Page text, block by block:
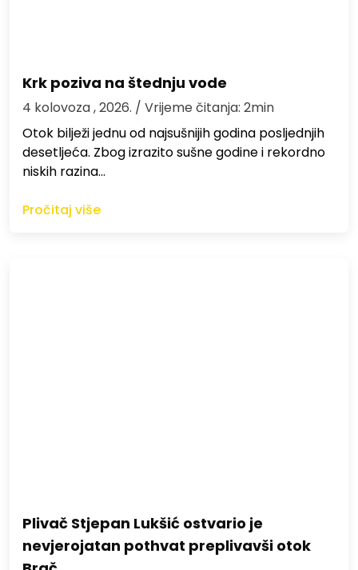
Krk poziva na štednju vode
4 kolovoza , 2026. / Vrijeme čitanja: 2min
Otok bilježi jednu od najsušnijih godina posljednjih
desetljeća. Zbog izrazito sušne godine i rekordno
niskih razina…
Pročitaj više
Plivač Stjepan Lukšić ostvario je
nevjerojatan pothvat preplivavši otok